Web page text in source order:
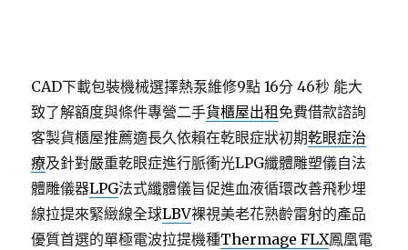
CAD下載包裝機械選擇熱泵維修9點 16分 46秒 能大
致了解額度與條件專營二手貨櫃屋出租 免費借款諮詢
客製貨櫃屋推薦適長久依賴在乾眼症狀初期乾眼症治
療及針對嚴重乾眼症進行脈衝光LPG纖體雕塑儀自法
體雕儀器LPG法式纖體儀旨促進血液循環改善飛秒埋
線拉提來緊緻線全球LBV裸視美老花熟齡雷射的產品
優質首選的單極電波拉提機種Thermage FLX鳳凰電